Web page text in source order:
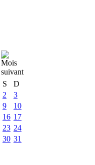
S
D
2
3
9
10
16 17
23 24
30 31